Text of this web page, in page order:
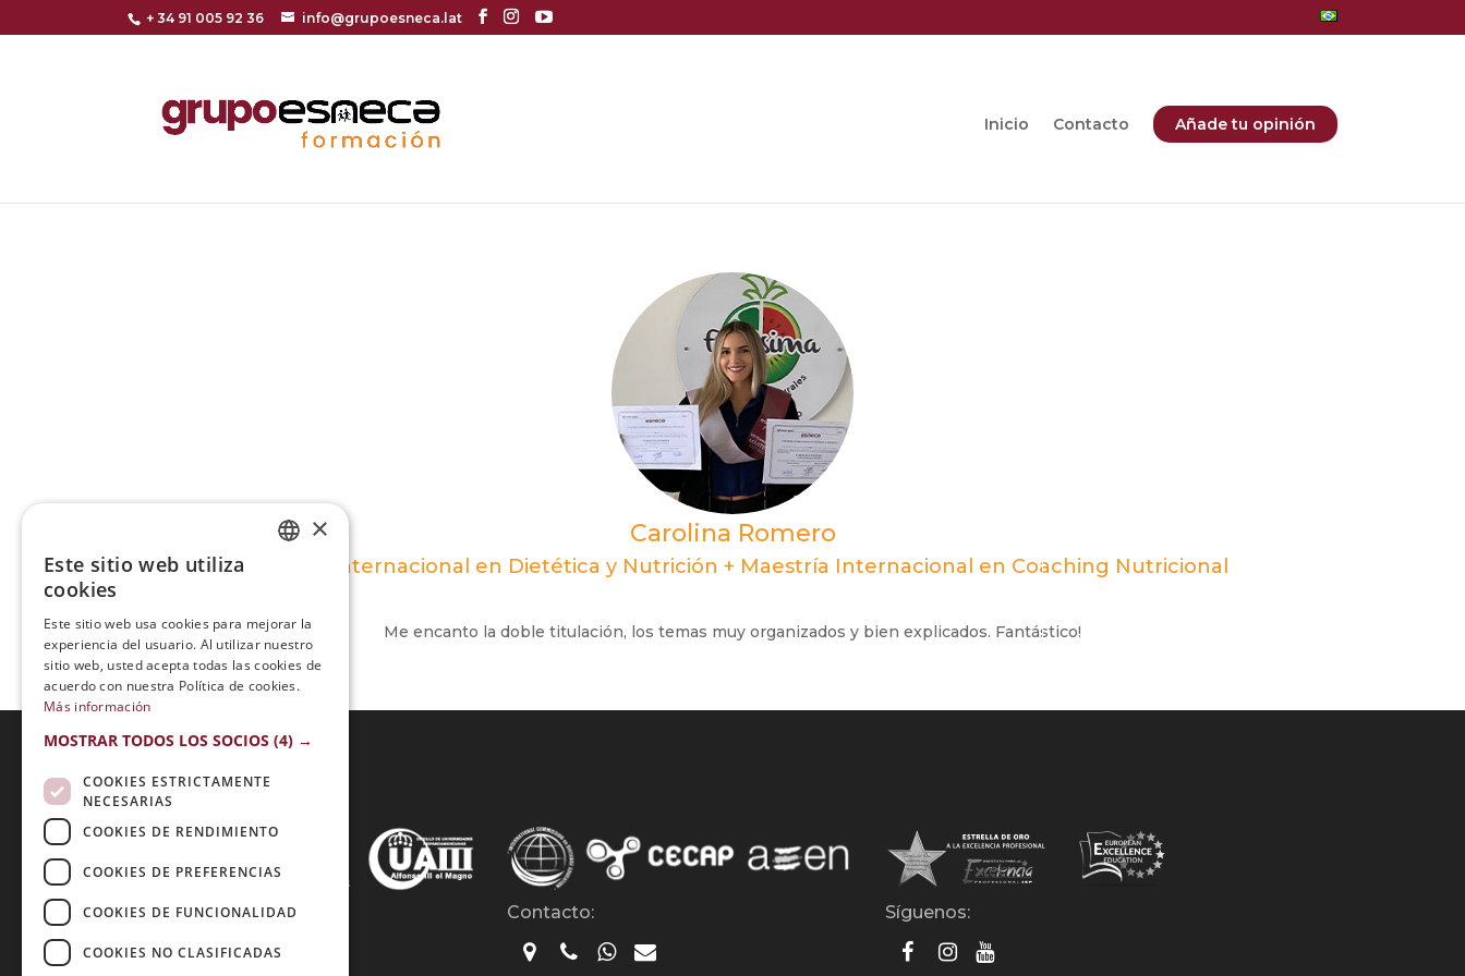
+ 34 91 005 92 36 info@grupoesneca.lat
Inicio Contacto Añade tu opinión
Carolina Romero
Maestría Internacional en Dietética y Nutrición + Maestría Internacional en Coaching Nutricional
Me encanto la doble titulación, los temas muy organizados y bien explicados. Fantástico!
Acreditaciones:
Métodos de Pago: Contacto: Síguenos:
×
Este sitio web utiliza
cookies
Este sitio web usa cookies para mejorar la
experiencia del usuario. Al utilizar nuestro
sitio web, usted acepta todas las cookies de
acuerdo con nuestra Política de cookies.
Más información
MOSTRAR TODOS LOS SOCIOS (4) →
COOKIES ESTRICTAMENTE
NECESARIAS
COOKIES DE RENDIMIENTO
COOKIES DE PREFERENCIAS
COOKIES DE FUNCIONALIDAD
COOKIES NO CLASIFICADAS